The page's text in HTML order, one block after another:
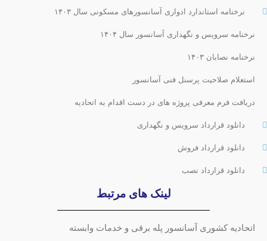
نرخنامه استاندارد ادواری آسانسورهای مسکونی سال ۱۴۰۳
نرخنامه سرویس و نگهداری آسانسور سال ۱۴۰۴
نرخنامه نصابان ۱۴۰۳
استعلام صلاحیت پرسنل فنی آسانسور
دریافت فرم معرفی پروژه های در دست اقدام به اتحادیه
دانلود قرارداد سرویس و نگهداری
دانلود قرارداد فروش
دانلود قرارداد نصب
لینک های مرتبط
اتحادیه کشوری آسانسور پله برقی و خدمات وابسته